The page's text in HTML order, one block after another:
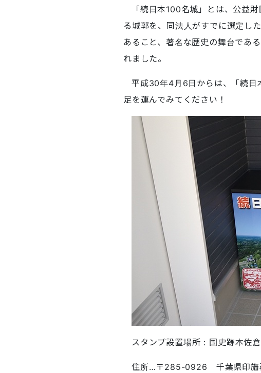
「続日本100名城」とは、公益
る城郭を、同法人がすでに選定し
あること、著名な歴史の舞台であ
れました。
平成30年4月6日からは、「続日
足を運んでみてください！
スタンプ設置場所：国史跡本佐
住所…〒285-0926 千葉県印旛